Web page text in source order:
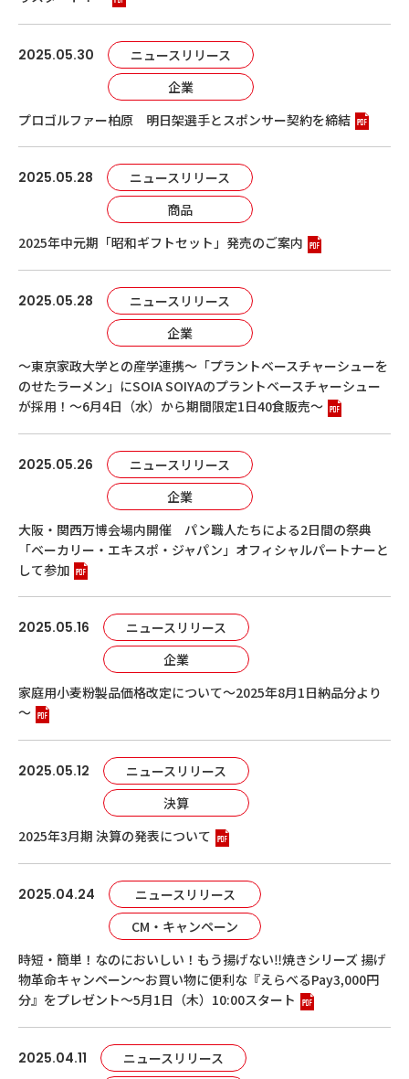
2025.05.30
ニュースリリース
企業
プロゴルファー柏原 明日架選手とスポンサー契約を締結
2025.05.28
ニュースリリース
商品
2025年中元期「昭和ギフトセット」発売のご案内
2025.05.28
ニュースリリース
企業
～東京家政大学との産学連携～「プラントベースチャーシューを
のせたラーメン」にSOIA SOIYAのプラントベースチャーシュー
が採用！～6月4日（水）から期間限定1日40食販売～
2025.05.26
ニュースリリース
企業
大阪・関西万博会場内開催 パン職人たちによる2日間の祭典
「ベーカリー・エキスポ・ジャパン」オフィシャルパートナーと
して参加
2025.05.16
ニュースリリース
企業
家庭用小麦粉製品価格改定について～2025年8月1日納品分より
～
2025.05.12
ニュースリリース
決算
2025年3月期 決算の発表について
2025.04.24
ニュースリリース
CM・キャンペーン
時短・簡単！なのにおいしい！もう揚げない‼焼きシリーズ 揚げ
物革命キャンペーン～お買い物に便利な『えらべるPay3,000円
分』をプレゼント～5月1日（木）10:00スタート
2025.04.11
ニュースリリース